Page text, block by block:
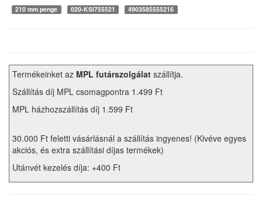
210 mm penge
020-KSI755521 4903585555216
Termékeinket az MPL futárszolgálat szállítja.
Szállítás díj MPL csomagpontra 1.499 Ft
MPL házhozszállítás díj 1.599 Ft
30.000 Ft feletti vásárlásnál a szállítás ingyenes! (Kivéve egyes
akciós, és extra szállítási díjas termékek)
Utánvét kezelés díja: +400 Ft